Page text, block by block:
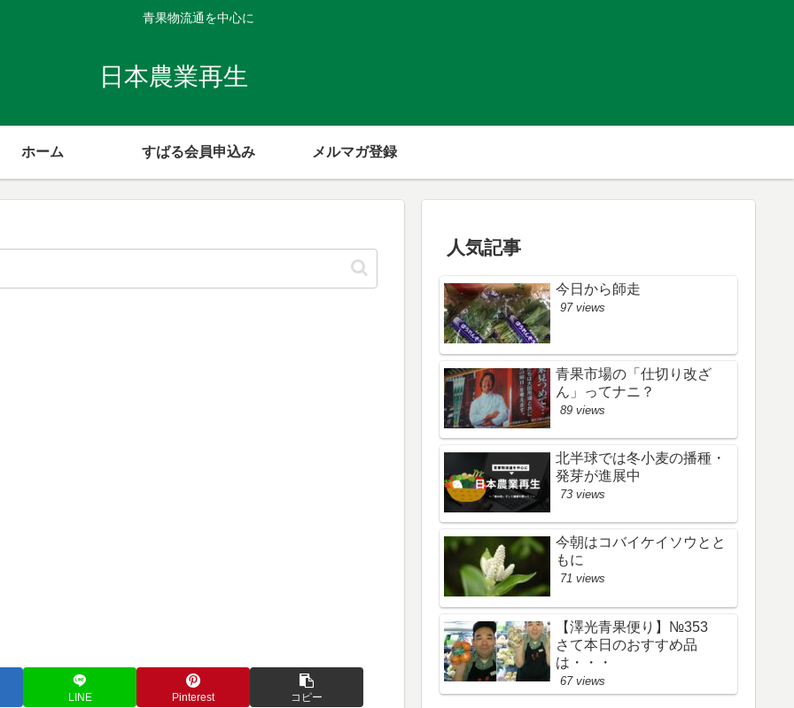
青果物流通を中心に
日本農業再生
ホーム すばる会員申込み メルマガ登録
LINE Pinterest コピー
人気記事
今日から師走
97 views
青果市場の「仕切り改ざ
ん」ってナニ？
89 views
北半球では冬小麦の播種・
発芽が進展中
73 views
今朝はコバイケイソウとと
もに
71 views
【澤光青果便り】№353
さて本日のおすすめ品
は・・・
67 views